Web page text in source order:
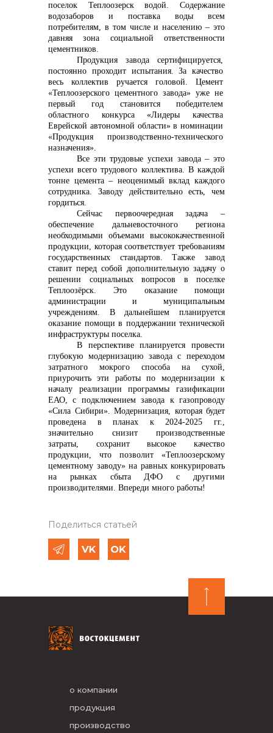
поселок Теплоозерск водой. Содержание
водозаборов и поставка воды всем
потребителям, в том числе и населению – это
давняя зона социальной ответственности
цементников.
Продукция завода сертифицируется,
постоянно проходит испытания. За качество
весь коллектив ручается головой.Цемент
«Теплоозерского цементного завода» уже не
первый год становится победителем
областного конкурса «Лидеры качества
Еврейской автономной области» в номинации
«Продукция производственно-технического
назначения».
Все эти трудовые успехи завода – это
успехи всего трудового коллектива. В каждой
тонне цемента – неоценимый вклад каждого
сотрудника. Заводу действительно есть, чем
гордиться.
Сейчас первоочередная задача –
обеспечение дальневосточного региона
необходимыми объемами высококачественной
продукции, которая соответствует требованиям
государственных стандартов. Также завод
ставит перед собой дополнительную задачу о
решении социальных вопросов в поселке
Теплоозёрск. Это оказание помощи
администрации и муниципальным
учреждениям. В дальнейшем планируется
оказание помощи в поддержании технической
инфраструктуры поселка.
В перспективе планируется провести
глубокую модернизацию завода с переходом
затратного мокрого способа на сухой,
приурочить эти работы по модернизации к
началу реализации программы газификации
ЕАО, с подключением завода к газопроводу
«Сила Сибири». Модернизация, которая будет
проведена в планах к 2024-2025 гг.,
значительно снизит производственные
затраты, сохранит высокое качество
продукции, что позволит «Теплоозерскому
цементному заводу» на равных конкурировать
на рынках сбыта ДФО с другими
производителями. Впереди много работы!
Поделиться статьей
о компании
продукция
производство